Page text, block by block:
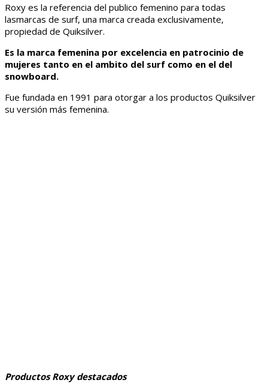
Roxy es la referencia del publico femenino para todas
lasmarcas de surf, una marca creada exclusivamente,
propiedad de Quiksilver.
Es la marca femenina por excelencia en patrocinio de
mujeres tanto en el ambito del surf como en el del
snowboard.
Fue fundada en 1991 para otorgar a los productos Quiksilver
su versión más femenina.
Productos Roxy destacados